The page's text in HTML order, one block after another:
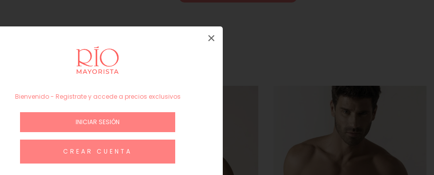
Productos similares
Bienvenido - Registrate y accede a precios exclusivos
INICIAR SESIÓN
CREAR CUENTA
×